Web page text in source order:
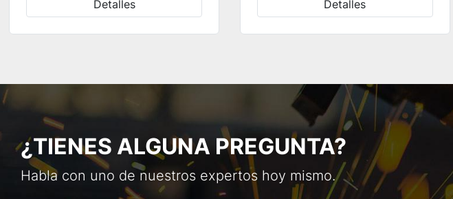
Detalles Detalles
¿TIENES ALGUNA PREGUNTA?
Habla con uno de nuestros expertos hoy mismo.